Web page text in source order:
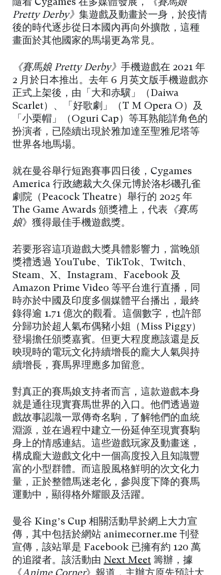
隨着 Cygames 在多媒體發展，
《賽馬娘
Pretty Derby》 集遊戲及動畫於一身，於疫情
後的時代逐步從日本國內再向外擴散，這種
畫面於其他國家的馬場更為常見。
《賽馬娘 Pretty Derby》 手機遊戲在 2021 年
2 月於日本推出。去年 6 月英文版手機遊戲亦
正式上架後，由「大和赤驥」（Daiwa
Scarlet）、「好歌劇」（T M Opera O）及
「小栗帽」（Oguri Cap）等耳熟能詳角色的
扮演者，已陸續出現於雅加達至聖雅尼塔等
世界各地馬場。
就在曼谷舉行短跑賽事四日後，Cygames
America 行政總裁大久保元博於洛杉磯孔雀
劇院（Peacock Theatre）舉行的 2025 年
The Game Awards 頒獎禮上，代表 《賽馬
娘》獲得最佳手機遊戲獎。
若要形容這項遊戲大獎具體影響力，當晚頒
獎禮透過 YouTube、TikTok、Twitch、
Steam、X、Instagram、Facebook 及
Amazon Prime Video 等平台進行直播，同
時亦於中國及印度多個媒體平台播出，最終
錄得逾 1.71 億次的觀看。這個數字，也許部
分歸功於超人氣布偶豬小姐（Miss Piggy）
登場擔任頒獎嘉賓。但更大程度應該還是反
映現時的電玩文化持續增長的龐大人氣與持
續增長，賽馬界理應多加留意。
對真正的賽馬娘支持者而言，這款遊戲本身
就是通往現實賽馬世界的入口。他們透過遊
戲故事認識一眾傳奇名駒，了解牠們的血統
淵源，並在過程中建立一份延伸至現實賽駒
身上的情感連結。這些遊戲玩家及動畫迷，
構成龐大遊戲文化中一個高度投入且知識豐
富的小型群體。而這股風格鮮明的次文化力
量，正於整體馬迷老化，參與度下降的賽馬
運動中，顯得格外耀眼及活躍。
曼谷 King’s Cup 相關活動早於網上大力宣
傳，其中包括於網站 animecorner.me 刊登
宣傳，該站單是 Facebook 已擁有約 120 萬
的追蹤者。該活動由 Next Meet 籌辦，據